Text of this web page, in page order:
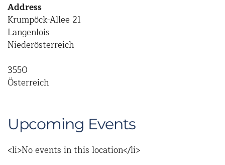
Address
Krumpöck-Allee 21
Langenlois
Niederösterreich
3550
Österreich
Upcoming Events
<li>No events in this location</li>